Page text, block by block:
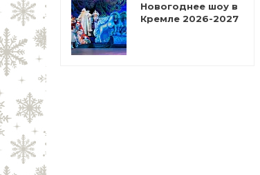
Новогоднее шоу в
Кремле 2026-2027